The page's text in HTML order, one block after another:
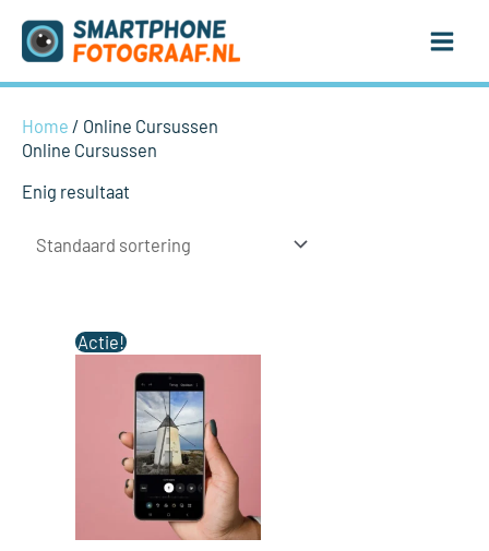
naar
inhoud
Home / Online Cursussen
Online Cursussen
Enig resultaat
Actie!
prijs
was:
€ 97,00.
prijs
is:
€ 47,00.